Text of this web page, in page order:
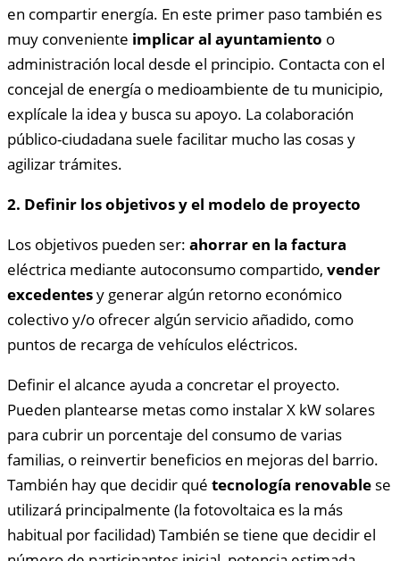
en compartir energía. En este primer paso también es
muy conveniente implicar al ayuntamiento o
administración local desde el principio. Contacta con el
concejal de energía o medioambiente de tu municipio,
explícale la idea y busca su apoyo. La colaboración
público-ciudadana suele facilitar mucho las cosas y
agilizar trámites.
2. Definir los objetivos y el modelo de proyecto
Los objetivos pueden ser: ahorrar en la factura
eléctrica mediante autoconsumo compartido, vender
excedentesy generar algún retorno económico
colectivo y/o ofrecer algún servicio añadido, como
puntos de recarga de vehículos eléctricos.
Definir el alcance ayuda a concretar el proyecto.
Pueden plantearse metas como instalar X kW solares
para cubrir un porcentaje del consumo de varias
familias, o reinvertir beneficios en mejoras del barrio.
También hay que decidir qué tecnología renovable se
utilizará principalmente (la fotovoltaica es la más
habitual por facilidad) También se tiene que decidir el